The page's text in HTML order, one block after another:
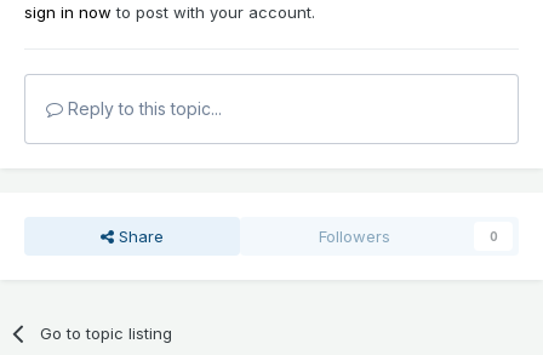
sign in now to post with your account.
Reply to this topic...
Share Followers 0
Go to topic listing